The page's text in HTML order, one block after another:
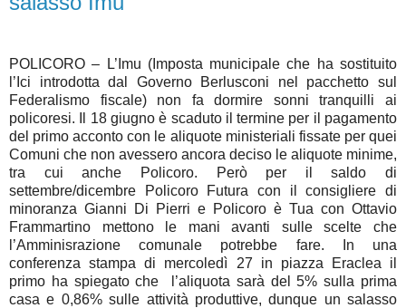
POLICORO – L’Imu (Imposta municipale che ha sostituito
l’Ici introdotta dal Governo Berlusconi nel pacchetto sul
Federalismo fiscale) non fa dormire sonni tranquilli ai
policoresi. Il 18 giugno è scaduto il termine per il pagamento
del primo acconto con le aliquote ministeriali fissate per quei
Comuni che non avessero ancora deciso le aliquote minime,
tra cui anche Policoro. Però per il saldo di
settembre/dicembre Policoro Futura con il consigliere di
minoranza Gianni Di Pierri e Policoro è Tua con Ottavio
Frammartino mettono le mani avanti sulle scelte che
l’Amminisrazione comunale potrebbe fare. In una
conferenza stampa di mercoledì 27 in piazza Eraclea il
primo ha spiegato che
l’aliquota sarà del 5% sulla prima
casa e 0,86% sulle attività produttive, dunque un salasso